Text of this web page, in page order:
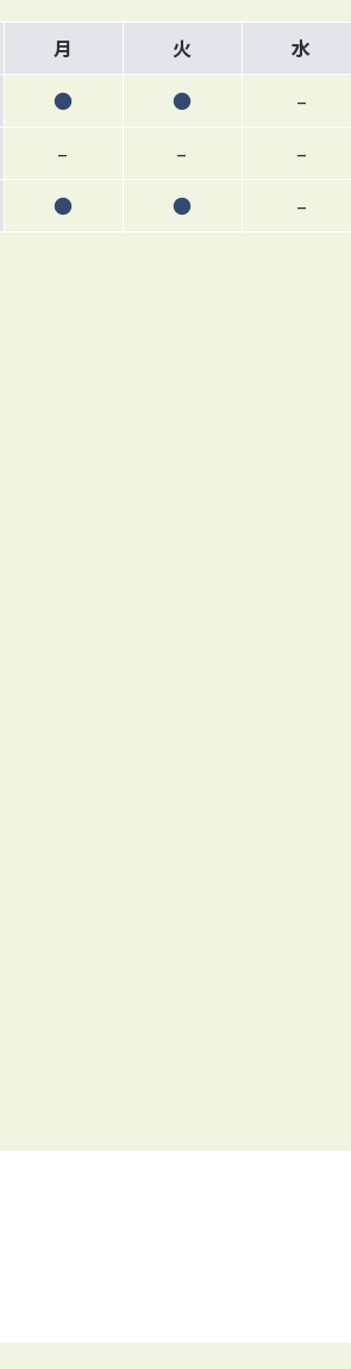
月 火 水
● ● –
– – –
● ● –